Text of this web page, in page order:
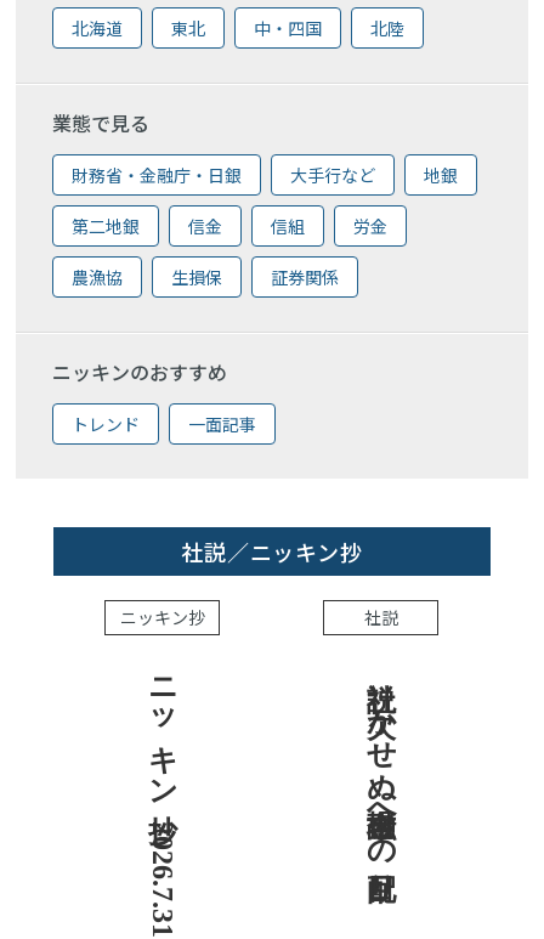
北海道 東北 中・四国 北陸
業態で見る
財務省・金融庁・日銀 大手行など 地銀
第二地銀 信金 信組 労金
農漁協 生損保 証券関係
ニッキンのおすすめ
トレンド 一面記事
社説／ニッキン抄
ニッキン抄
ニッキン抄 2026.7.31
社説
社説 欠かせぬ金融市場への目配り